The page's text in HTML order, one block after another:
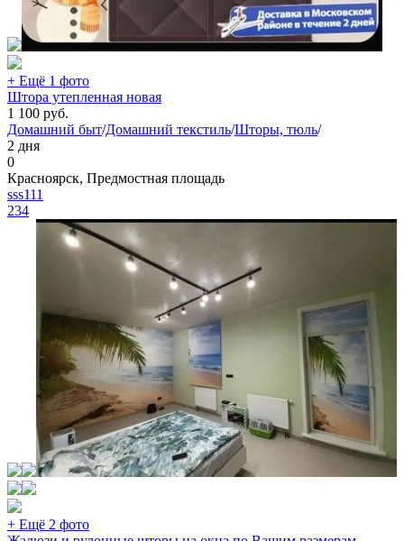
+ Ещё 1 фото
Штора утепленная новая
1 100 руб.
Домашний быт/Домашний текстиль/Шторы, тюль/
2 дня
0
Красноярск, Предмостная площадь
sss111
234
+ Ещё 2 фото